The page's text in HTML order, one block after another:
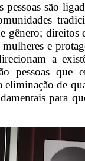
pessoas são
gênero; direitos
e
a
pessoas que
eliminação de
para